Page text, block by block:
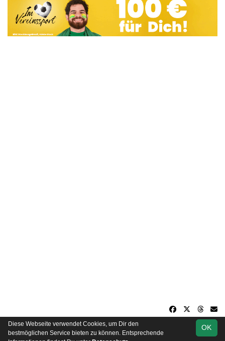
soccero.de
© 2006 - 2026
OK
Diese Webseite verwendet Cookies, um Dir den
bestmöglichen Service bieten zu können. Entsprechende